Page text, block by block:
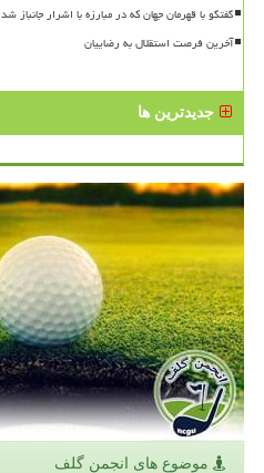
گفتگو با قهرمان جهان که در مبارزه با اشرار جانباز شد
آخرین فرصت استقلال به رضاییان
جدیدترین ها
موضوع های انجمن گلف